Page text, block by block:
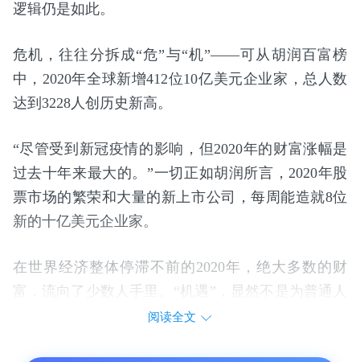
逻辑仍是如此。
危机，往往分拆成“危”与“机”——可从胡润百富榜
中，2020年全球新增412位10亿美元企业家，总人数
达到3228人创历史新高。
“尽管受到新冠疫情的影响，但2020年的财富涨幅是
过去十年来最大的。”一切正如胡润所言，2020年股
票市场的繁荣和大量的新上市公司，每周能造就8位
新的十亿美元企业家。
在世界经济整体停滞不前的2020年，绝大多数的财
富，流向了少数人手里。“机遇”，显然不是为普通人
阅读全文